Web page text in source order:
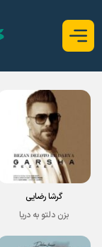
گرشا رضایی
بزن دلتو به دریا